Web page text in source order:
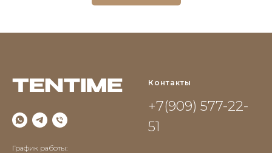
График работы:
Контакты
+7(909) 577-22-
51